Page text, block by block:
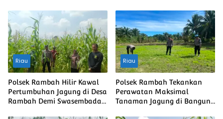
Swasembada Pangan
Nasional
bendahara
Riau
Polsek Rambah Hilir Kawal
Pertumbuhan Jagung di Desa
Rambah Demi Swasembada
Riau
Polsek Rambah Tekankan
Perawatan Maksimal
Tanaman Jagung di Bangun